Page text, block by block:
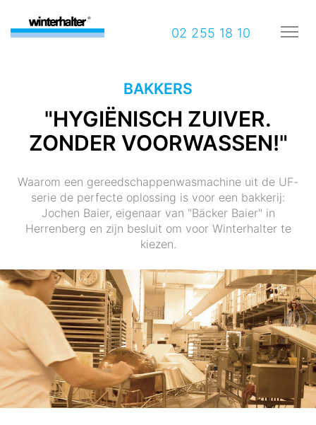
02 255 18 10
BAKKERS
"HYGIËNISCH ZUIVER.
ZONDER VOORWASSEN!"
Waarom een gereedschappenwasmachine uit de UF-
serie de perfecte oplossing is voor een bakkerij:
Jochen Baier, eigenaar van "Bäcker Baier" in
Herrenberg en zijn besluit om voor Winterhalter te
kiezen.